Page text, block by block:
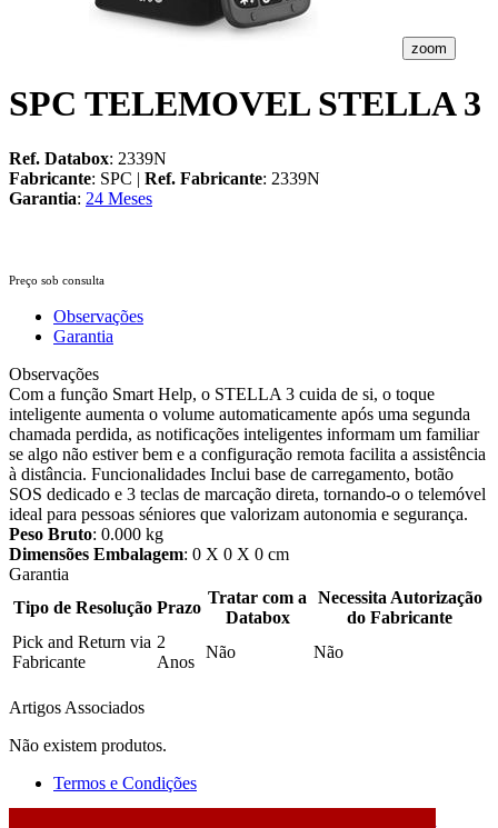
zoom
SPC TELEMOVEL STELLA 3
Ref. Databox: 2339N
Fabricante: SPC | Ref. Fabricante: 2339N
Garantia: 24 Meses
Preço sob consulta
Observações
Garantia
Observações
Com a função Smart Help, o STELLA 3 cuida de si, o toque
inteligente aumenta o volume automaticamente após uma segunda
chamada perdida, as notificações inteligentes informam um familiar
se algo não estiver bem e a configuração remota facilita a assistência
à distância. Funcionalidades Inclui base de carregamento, botão
SOS dedicado e 3 teclas de marcação direta, tornando-o o telemóvel
ideal para pessoas séniores que valorizam autonomia e segurança.
Peso Bruto: 0.000 kg
Dimensões Embalagem: 0 X 0 X 0 cm
Garantia
Tipo de Resolução Prazo
Tratar com a
Databox
Necessita Autorização
do Fabricante
Pick and Return via
Fabricante
2
Anos
Não Não
Artigos Associados
Não existem produtos.
Termos e Condições